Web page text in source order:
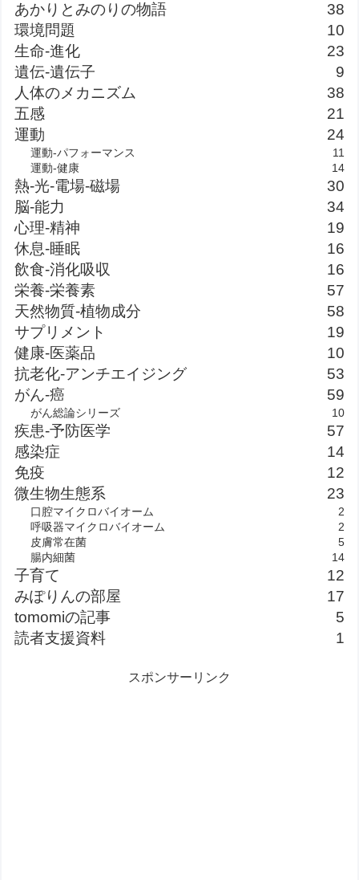
あかりとみのりの物語
38
環境問題
10
生命-進化
23
遺伝-遺伝子
9
人体のメカニズム
38
五感
21
運動
24
運動-パフォーマンス
11
運動-健康
14
熱-光-電場-磁場
30
脳-能力
34
心理-精神
19
休息-睡眠
16
飲食-消化吸収
16
栄養-栄養素
57
天然物質-植物成分
58
サプリメント
19
健康-医薬品
10
抗老化-アンチエイジング
53
がん-癌
59
がん総論シリーズ 10
疾患-予防医学
57
感染症
14
免疫
12
微生物生態系
23
口腔マイクロバイオーム
2
呼吸器マイクロバイオーム
2
皮膚常在菌
5
腸内細菌
14
子育て
12
みぽりんの部屋
17
tomomiの記事
5
読者支援資料
1
スポンサーリンク